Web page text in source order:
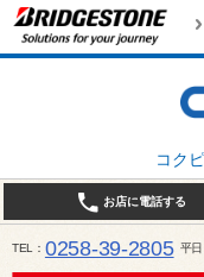
コク
お店に電話する
TEL 0258-39-2805 平